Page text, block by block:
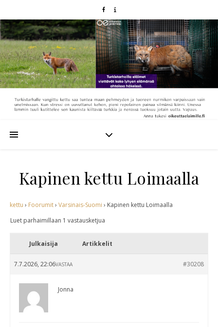
Kapinen kettu Loimaalla
kettu › Foorumit› Varsinais-Suomi › Kapinen kettu Loimaalla
Luet parhaimillaan 1 vastausketjua
Julkaisija Artikkelit
7.7.2026, 22:06 #30208
VASTAA
Jonna